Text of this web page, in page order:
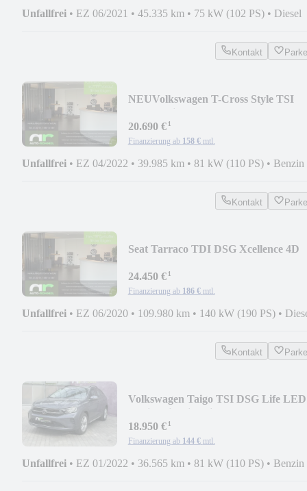
Unfallfrei • EZ 06/2021 • 45.335 km • 75 kW (102 PS) • Diesel
Kontakt
NEUVolkswagen T-Cross Style TSI
20.690 €¹
Finanzierung ab 158 € mtl.
Unfallfrei • EZ 04/2022 • 39.985 km • 81 kW (110 PS) • Benzin
Kontakt
Seat Tarraco TDI DSG Xcellence 4D
24.450 €¹
Finanzierung ab 186 € mtl.
Unfallfrei • EZ 06/2020 • 109.980 km • 140 kW (190 PS) •
Kontakt
Volkswagen Taigo TSI DSG Life LED
18.950 €¹
Finanzierung ab 144 € mtl.
Unfallfrei • EZ 01/2022 • 36.565 km • 81 kW (110 PS) • Benzin